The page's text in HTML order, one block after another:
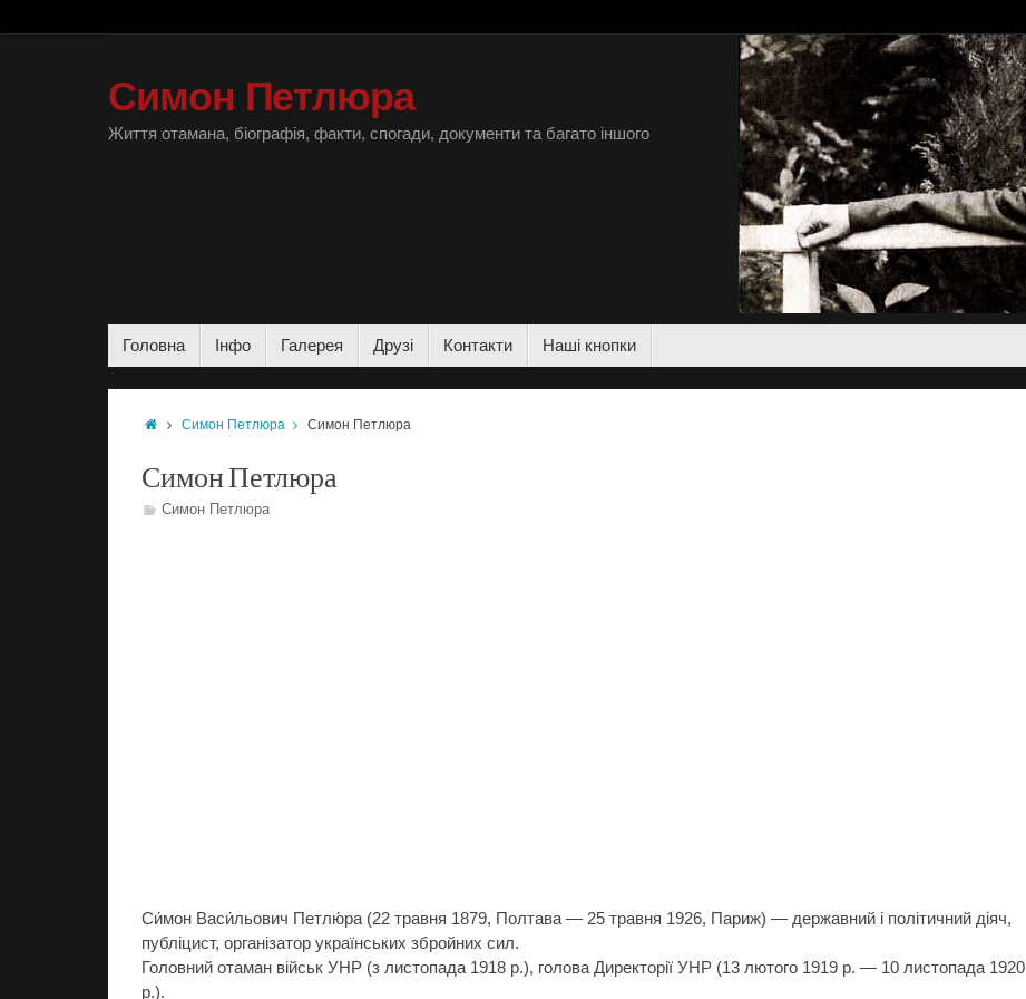
Симон Петлюра
Життя отамана, біографія, факти, спогади, документи та багато іншого
Головна Інфо Галерея Друзі Контакти Наші кнопки
Симон Петлюра Симон Петлюра
Симон Петлюра
Симон Петлюра
Си́мон Васи́льович Петлю́ра (22 травня 1879, Полтава — 25 травня 1926, Париж) — державний і політичний діяч,
публіцист, організатор українських збройних сил.
Головний отаман військ УНР (з листопада 1918 р.), голова Директорії УНР (13 лютого 1919 р. — 10 листопада 1920
р.).